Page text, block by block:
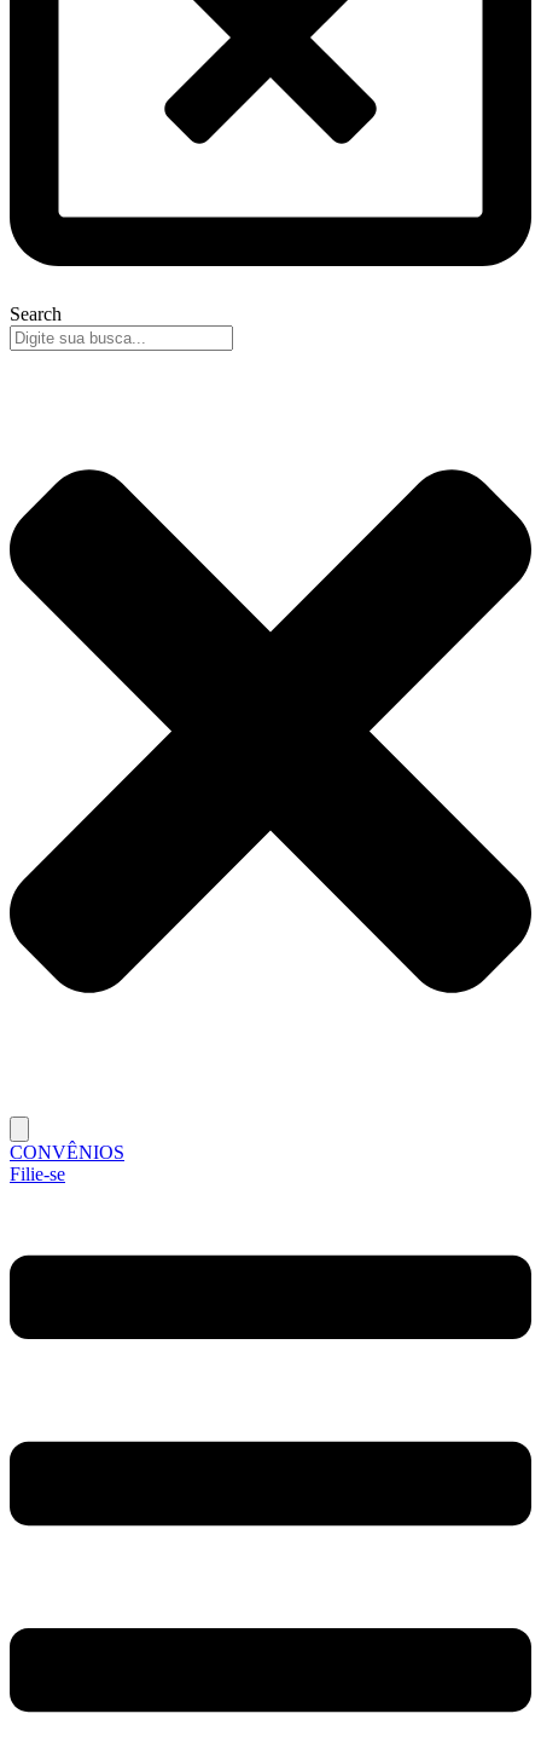
Search
CONVÊNIOS
Filie-se